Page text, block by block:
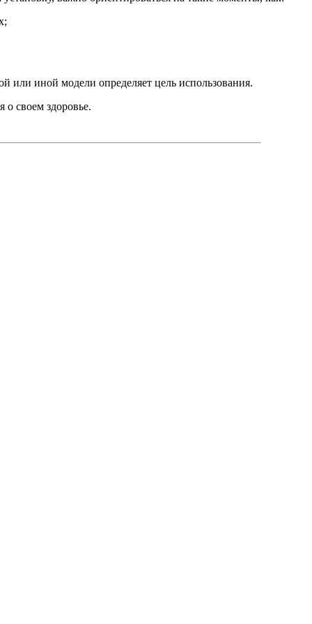
иной модели определяет цель использования.
о своем здоровье.